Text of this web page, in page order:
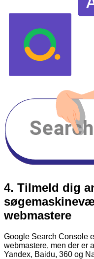
4. Tilmeld dig
webmastere
Google Search Console
webmastere, men der er
Yandex, Baidu, 360 og